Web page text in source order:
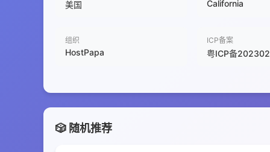
美国 California
组织
HostPapa
ICP备案
粤ICP备
🎲 随机推荐